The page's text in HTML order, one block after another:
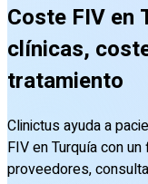
Coste FIV en
clínicas,
tratamiento
Clinictus ayuda a
FIV en Turquía con
proveedores,